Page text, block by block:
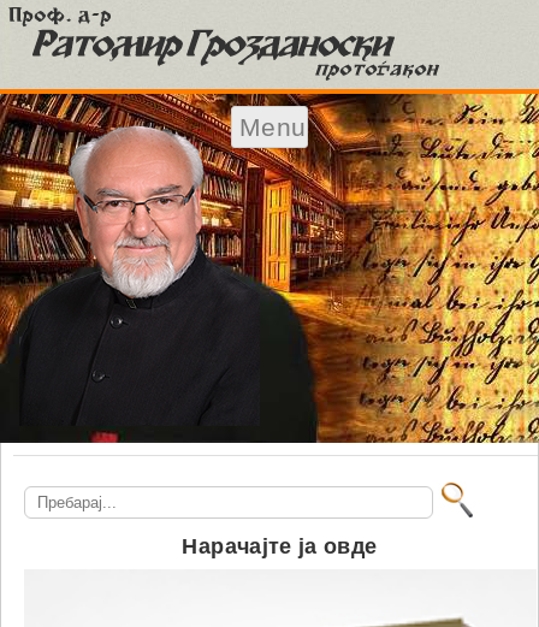
Menu
Skip to content
Search
for:
Нарачајте ја овде